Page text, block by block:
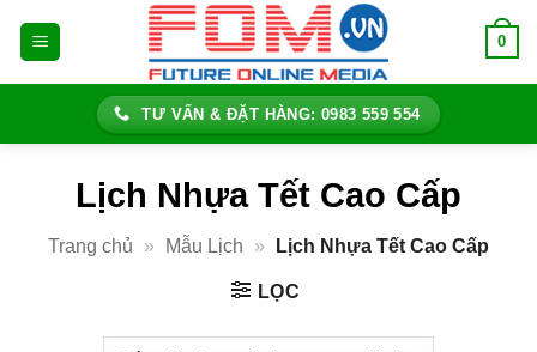
0
TƯ VẤN & ĐẶT HÀNG: 0983 559 554
Lịch Nhựa Tết Cao Cấp
Trang chủ » Mẫu Lịch » Lịch Nhựa Tết Cao Cấp
LỌC